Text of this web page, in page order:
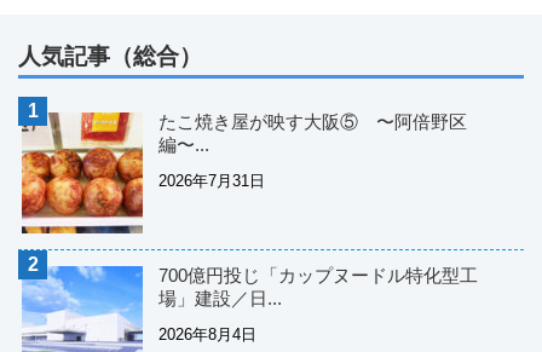
人気記事（総合）
たこ焼き屋が映す大阪⑤ 〜阿倍野区
編〜...
2026年7月31日
700億円投じ「カップヌードル特化型工
場」建設／日...
2026年8月4日